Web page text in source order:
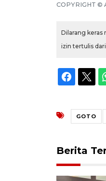
COPYRIGHT ©
Dilarang keras
izin tertulis
GOTO
Berita